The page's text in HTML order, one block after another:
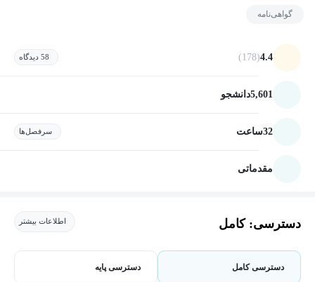
گواهی‌نامه
4.4
(178) 58 دیدگاه
5,601دانشجو
32ساعت سرفصل‌ها
مقدماتی
دسترسی: کامل اطلاعات بیشتر
دسترسی کامل دسترسی پایه